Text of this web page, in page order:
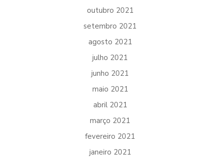
outubro 2021
setembro 2021
agosto 2021
julho 2021
junho 2021
maio 2021
abril 2021
março 2021
fevereiro 2021
janeiro 2021